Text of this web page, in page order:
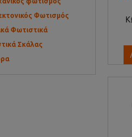
Φωτισμός
Φωτιστικά
Σκάλας